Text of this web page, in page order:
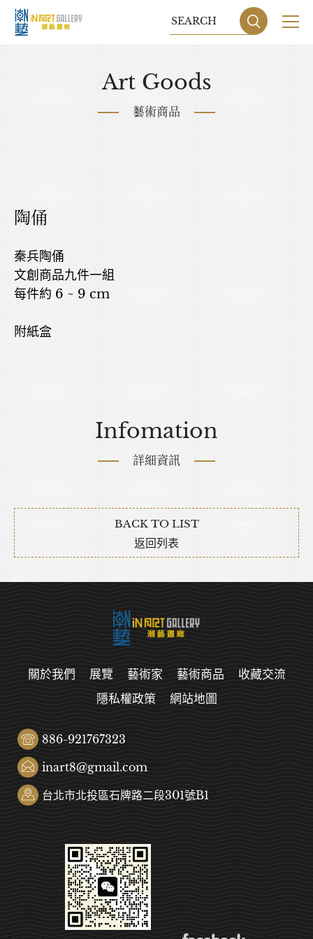
Art Goods
藝術商品
陶俑
秦兵陶俑
文創商品九件一組
每件約 6 ~ 9 cm
附紙盒
Infomation
詳細資訊
BACK TO LIST
返回列表
關於我們 展覽 藝術家 藝術商品
收藏交流
隱私權政策
網站地圖
886-921767323
inart8@gmail.com
台北市北投區石牌路二段301號B1